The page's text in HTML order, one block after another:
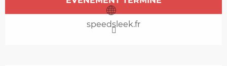
speedsleek.fr